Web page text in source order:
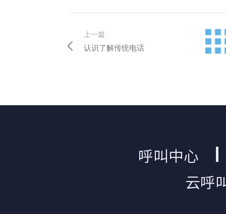
上一篇:
认识了解传统电话
呼叫中心
云呼